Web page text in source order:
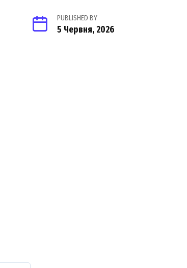
PUBLISHED BY
5 Червня, 2026